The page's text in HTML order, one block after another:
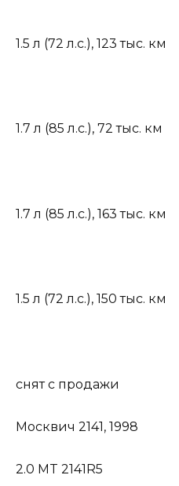
1.5 л (72 л.с.), 123 тыс. км
1.7 л (85 л.с.), 72 тыс. км
1.7 л (85 л.с.), 163 тыс. км
1.5 л (72 л.с.), 150 тыс. км
снят с продажи
Москвич 2141, 1998
2.0 MT 2141R5